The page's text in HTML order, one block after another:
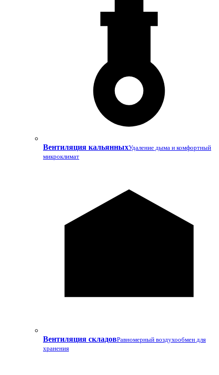
Вентиляция кальянныхУдаление дыма и комфортный
микроклимат
Вентиляция складовРавномерный воздухообмен для
хранения